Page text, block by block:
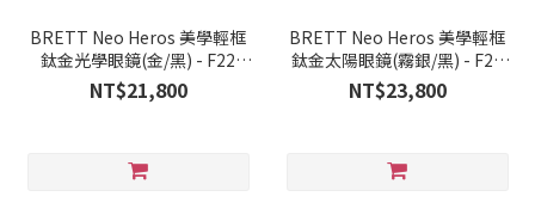
BRETT Neo Heros 美學輕框
鈦金光學眼鏡(金/黑) - F22
BARE NAKED C01
NT$21,800
BRETT Neo Heros 美學輕框
鈦金太陽眼鏡(霧銀/黑) - F22
STREET VERSION SUN-C31
NT$23,800